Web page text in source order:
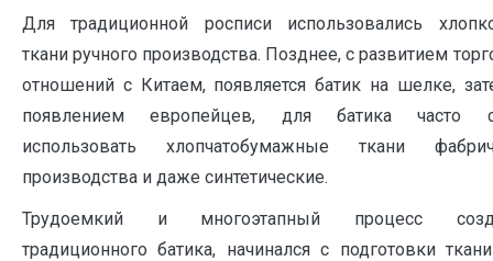
Для традиционной росписи использовались
ткани ручного производства. Позднее, с развитием
отношений с Китаем, появляется батик на шелке,
появлением европейцев, для батика часто
использовать хлопчатобумажные ткани
производства и даже синтетические.
Трудоемкий и многоэтапный процесс
традиционного батика, начинался с подготовки